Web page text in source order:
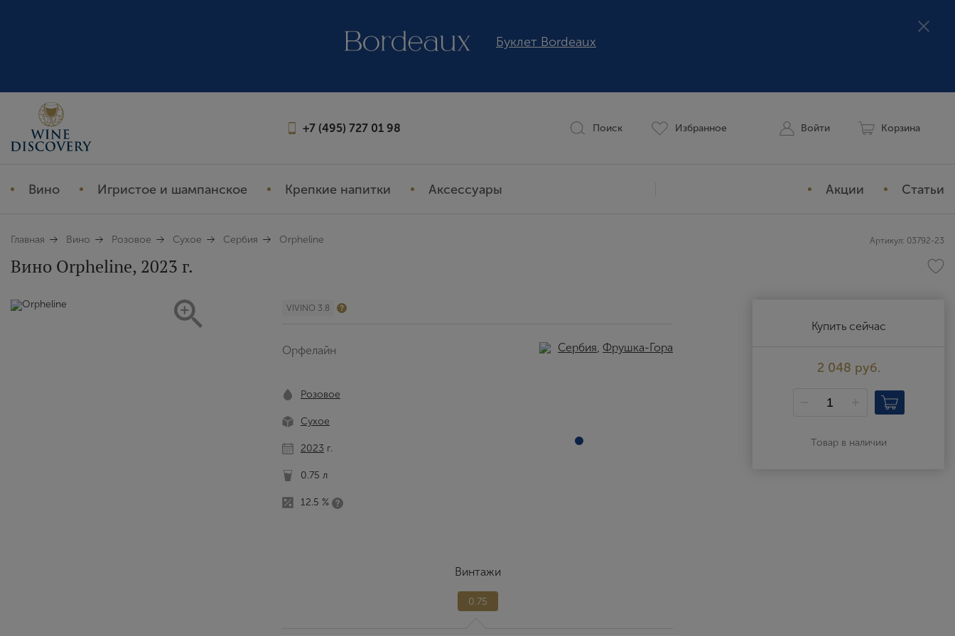
Буклет Bordeaux
+7 (495) 727 01 98 Поиск Избранное Войти
Выйти
Корзина
Вино Игристое и шампанское Крепкие напитки Аксессуары Акции Статьи
Главная Вино Розовое Сухое Сербия Orpheline
Вино Orpheline, 2023 г.
Артикул: 03792-23
VIVINO 3.8
Орфелайн Сербия, Фрушка-Гора
Розовое
Сухое
2023 г.
0.75 л
12.5 %
Винтажи
0.75
Купить сейчас
2 048 руб.
Товар в наличии